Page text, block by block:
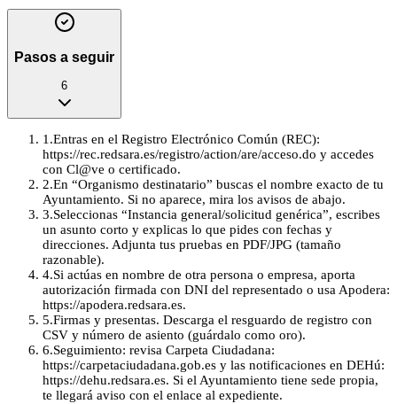
Pasos a seguir
6
1 .Entras en el Registro Electrónico Común (REC):
https://rec.redsara.es/registro/action/are/acceso.do y accedes
con Cl@ve o certificado.
2.En “Organismo destinatario” buscas el nombre exacto de tu
Ayuntamiento. Si no aparece, mira los avisos de abajo.
3.Seleccionas “Instancia general/solicitud genérica”, escribes
un asunto corto y explicas lo que pides con fechas y
direcciones. Adjunta tus pruebas en PDF/JPG (tamaño
razonable).
4.Si actúas en nombre de otra persona o empresa, aporta
autorización firmada con DNI del representado o usa Apodera:
https://apodera.redsara.es.
5.Firmas y presentas. Descarga el resguardo de registro con
CSV y número de asiento (guárdalo como oro).
6.Seguimiento: revisa Carpeta Ciudadana:
https://carpetaciudadana.gob.es y las notificaciones en DEHú:
https://dehu.redsara.es. Si el Ayuntamiento tiene sede propia,
te llegará aviso con el enlace al expediente.